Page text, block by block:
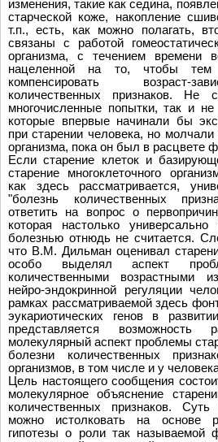
изменения, такие как седина,
старческой коже, накопление
т.п., есть, как можно полагать,
связаны с работой
организма, с течением времени
нацеленной на то, чтобы
компенсировать возраст-
количественных признаков. Не
многочисленные попытки, так и не
которые впервые начинали бы
при старении человека, но
организма, пока он был в расцвете
Если старение клеток и
старение многоклеточного
как здесь рассматривается,
"болезнь количественных
ответить на вопрос о
которая настолько
болезнью отнюдь не считается.
что В.М. Дильман оценивал
особо выделял аспект
количественными возрастными
нейро-эндокринной регуляции
рамках рассматриваемой здесь
эукариотических генов в
представляется возможность
молекулярный аспект проблемы
болезни количественных
организмов, в том числе и у
Цель настоящего сообщения
молекулярное объяснение
количественных признаков.
можно истолковать на основе
гипотезы о роли так